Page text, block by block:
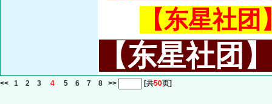
【东星社
【东星社团
<< 1 2 3 4 5 6 7 8 >> [共50页]